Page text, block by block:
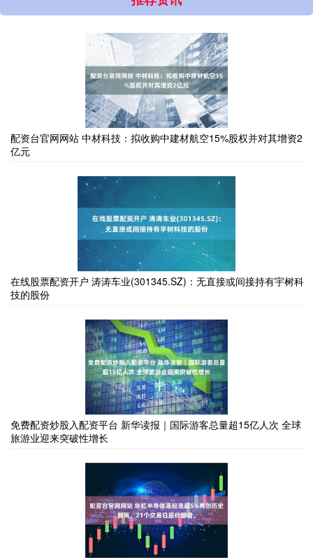
配资台官网网站 中材科技：拟收购中建材航空15%股权并对其增资2
亿元
在线股票配资开户 涛涛车业(301345.SZ)：无直接或间接持有宇树科
技的股份
免费配资炒股入配资平台 新华读报｜国际游客总量超15亿人次 全球
旅游业迎来突破性增长